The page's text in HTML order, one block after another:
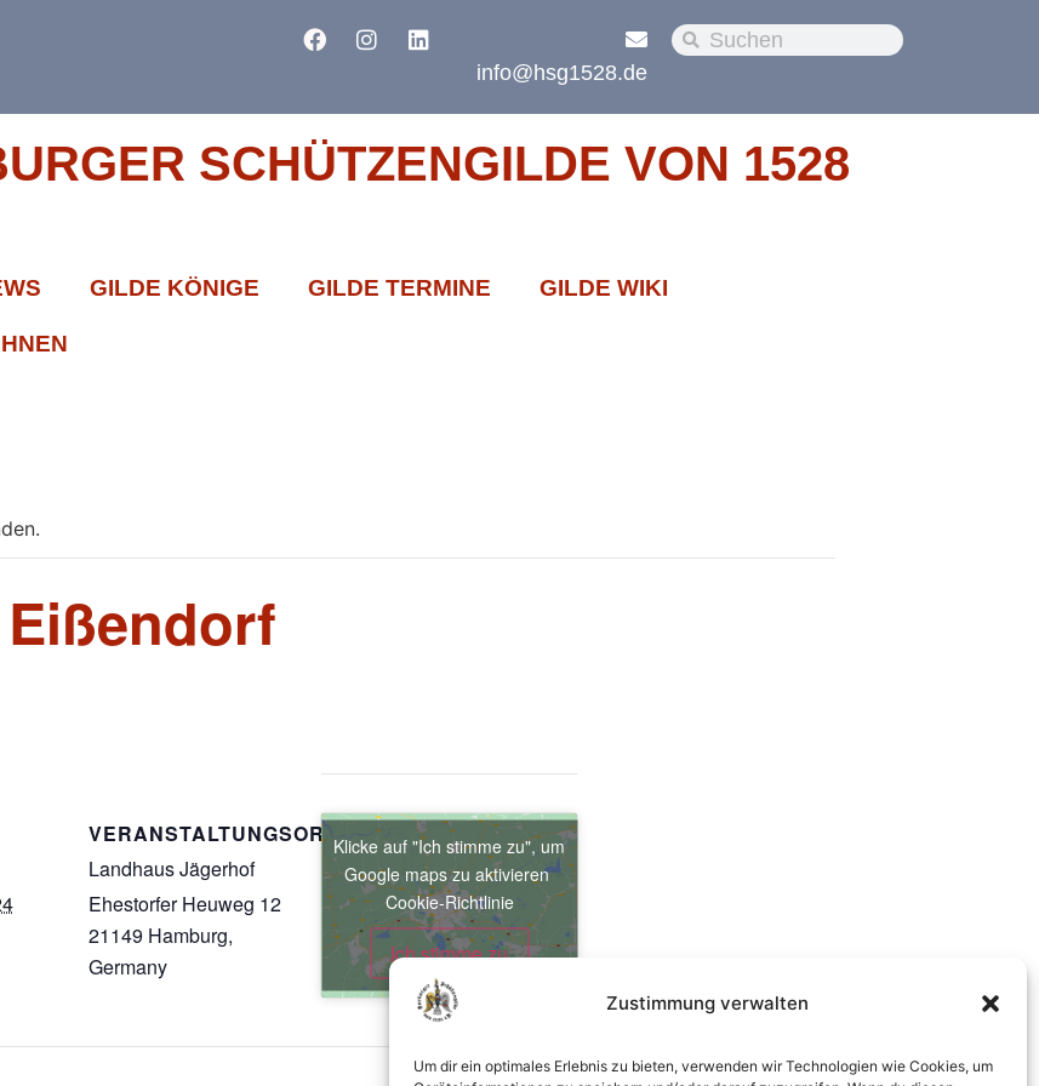
Zustimmung verwalten
Um dir ein optimales Erlebnis zu bieten, verwenden wir Technologien wie Cookies, um
info@hsg1528.de
SCHÜTZENGILDE VON 1528
GILDE KÖNIGE GILDE TERMINE GILDE WIKI
VERANSTALTUNGSORT
Landhaus Jägerhof
Ehestorfer Heuweg 12
21149 Hamburg,
Germany
Klicke auf "Ich stimme zu", um
Google maps zu aktivieren
Cookie-Richtlinie
Ich stimme zu